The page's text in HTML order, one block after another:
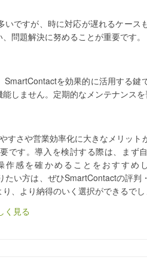
ですが、時に対応が遅れるケース
問題解決に努めることが重要です。
を効果的に活用する鍵
しません。定期的なメンテナンスを
すさや営業効率化に大きなメリット
です。導入を検討する際は、まず
作感を確かめることをおすすめ
い方は、ぜひSmartContactの評判
、より納得のいく選択ができるでし
く見る